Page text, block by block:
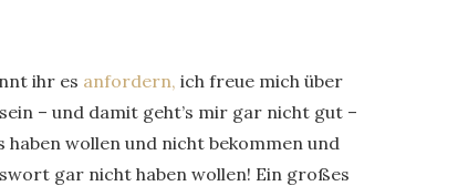
ihr es anfordern, ich freue mich über
– und damit geht’s mir gar nicht gut –
wollen und nicht bekommen und
gar nicht haben wollen! Ein großes